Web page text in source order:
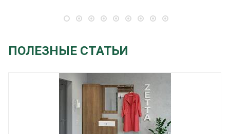
ПОЛЕЗНЫЕ СТАТЬИ